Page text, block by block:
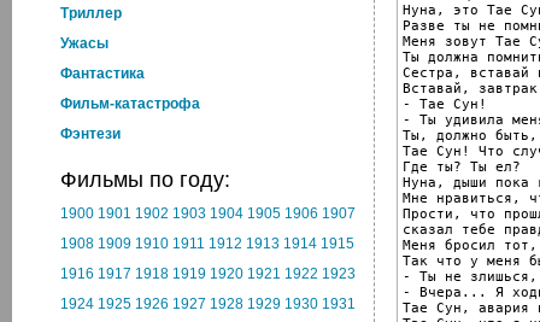
Триллер
Ужасы
Фантастика
Фильм-катастрофа
Фэнтези
Фильмы по году:
1900 1901 1902 1903 1904 1905 1906 1907
1908 1909 1910 1911 1912 1913 1914 1915
1916 1917 1918 1919 1920 1921 1922 1923
1924 1925 1926 1927 1928 1929 1930 1931
Нуна, это Тае
Разве ты не
Меня зовут Тае
Ты должна
Сестра, вставай
Вставай,
- Тае Сун!
- Ты удивила
Ты, должно
Тае Сун! Что
Где ты? Ты ел?
Нуна, дыши пока
Мне нравиться,
Прости, что
сказал тебе
Меня бросил
Так что у меня
- Ты не злишься,
- Вчера... Я
Тае Сун, авария